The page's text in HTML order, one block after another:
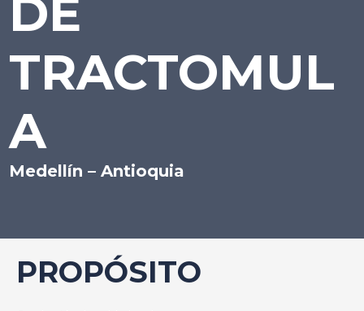
DE
TRACTOMUL
A
Medellín – Antioquia
PROPÓSITO